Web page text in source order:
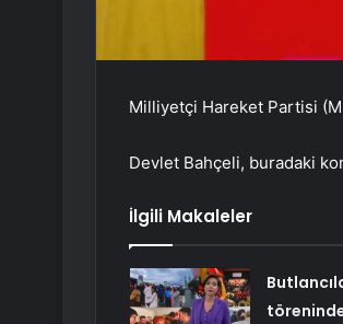
Milliyetçi Hareket Partisi
Devlet Bahçeli, buradaki
İlgili Makaleler